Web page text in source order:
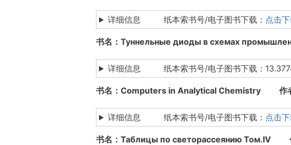
详细信息 纸本索书号/电子图书下载： 点击
书名：Туннельные диоды в схемах
详细信息 纸本索书号/电子图书下载：
书名：Computers in Analytical Chemistry 作
详细信息 纸本索书号/电子图书下载： 点击
书名：Таблицы по светорассеянию